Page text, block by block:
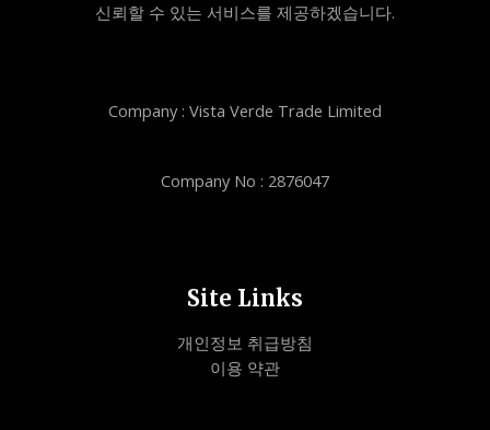
신뢰할 수 있는 서비스를 제공하겠습니다.
Company : Vista Verde Trade Limited
Company No : 2876047
Site Links
개인정보 취급방침
이용 약관